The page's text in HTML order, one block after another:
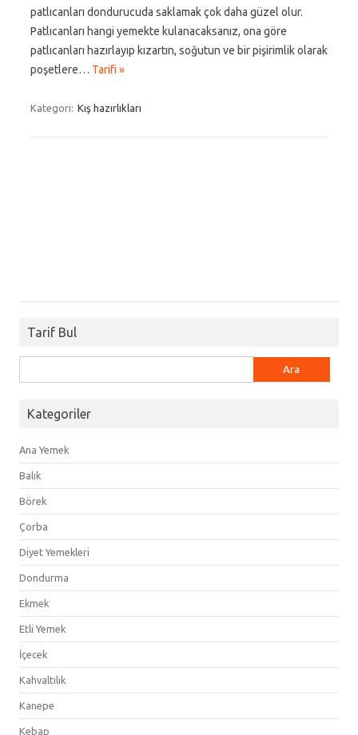
patlıcanları dondurucuda saklamak çok daha güzel olur.
Patlıcanları hangi yemekte kulanacaksanız, ona göre
patlıcanları hazırlayıp kızartın, soğutun ve bir pişirimlik olarak
poşetlere… Tarifi »
Kategori: Kış hazırlıkları
Tarif Bul
Kategoriler
Ana Yemek
Balık
Börek
Çorba
Diyet Yemekleri
Dondurma
Ekmek
Etli Yemek
İçecek
Kahvaltılık
Kanepe
Kebap